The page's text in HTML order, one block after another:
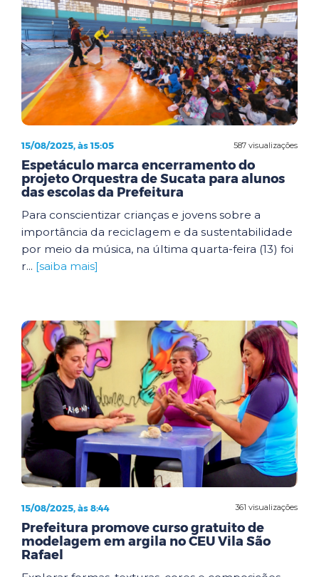
587 visualizações
15/08/2025, às 15:05
Espetáculo marca encerramento do
projeto Orquestra de Sucata para alunos
das escolas da Prefeitura
Para conscientizar crianças e jovens sobre a
importância da reciclagem e da sustentabilidade
por meio da música, na última quarta-feira (13) foi
r... [saiba mais]
361 visualizações
15/08/2025, às 8:44
Prefeitura promove curso gratuito de
modelagem em argila no CEU Vila São
Rafael